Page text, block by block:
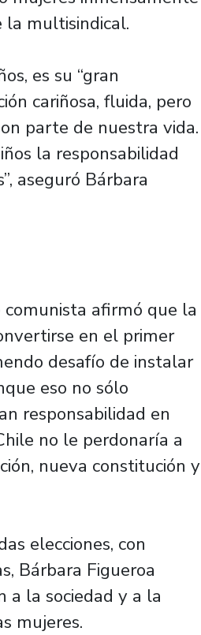
la multisindical.
es su “gran
cariñosa, fluida, pero
parte de nuestra vida.
la responsabilidad
aseguró Bárbara
afirmó que la
en el primer
desafío de instalar
eso no sólo
responsabilidad en
no le perdonaría a
nueva constitución y
elecciones, con
Bárbara Figueroa
a la sociedad y a la
mujeres.